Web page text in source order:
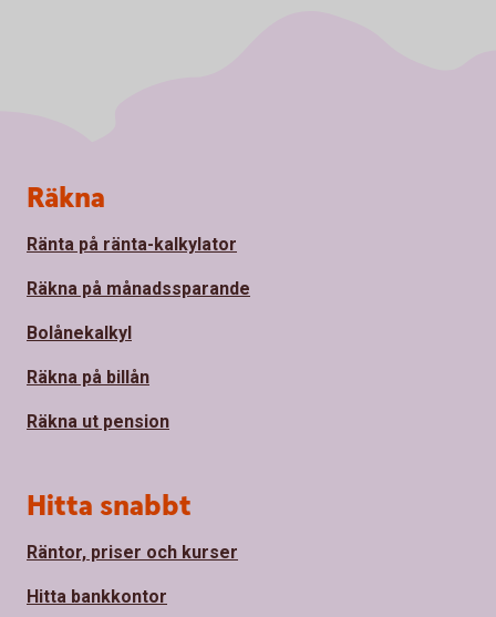
Sidfot
Räkna
Ränta på ränta-kalkylator
Räkna på månadssparande
Bolånekalkyl
Räkna på billån
Räkna ut pension
Hitta snabbt
Räntor, priser och kurser
Hitta bankkontor